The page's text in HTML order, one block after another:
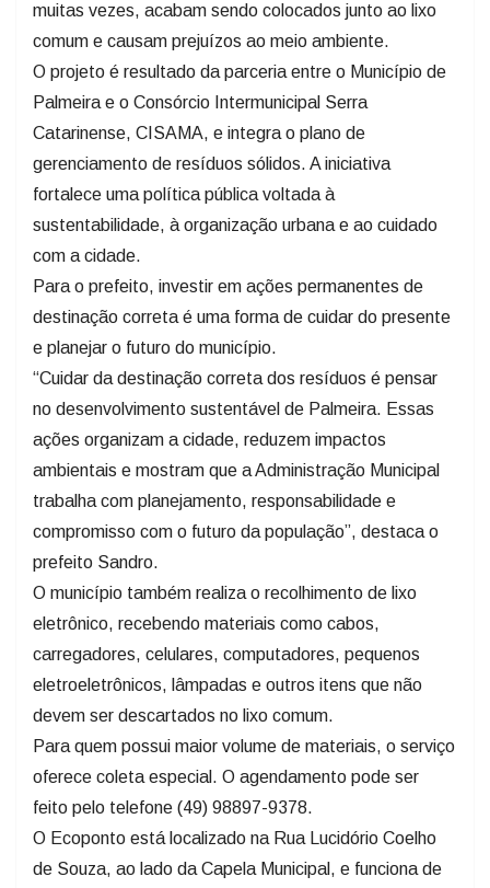
muitas vezes, acabam sendo colocados junto ao lixo
comum e causam prejuízos ao meio ambiente.
O projeto é resultado da parceria entre o Município de
Palmeira e o Consórcio Intermunicipal Serra
Catarinense, CISAMA, e integra o plano de
gerenciamento de resíduos sólidos. A iniciativa
fortalece uma política pública voltada à
sustentabilidade, à organização urbana e ao cuidado
com a cidade.
Para o prefeito, investir em ações permanentes de
destinação correta é uma forma de cuidar do presente
e planejar o futuro do município.
“Cuidar da destinação correta dos resíduos é pensar
no desenvolvimento sustentável de Palmeira. Essas
ações organizam a cidade, reduzem impactos
ambientais e mostram que a Administração Municipal
trabalha com planejamento, responsabilidade e
compromisso com o futuro da população”, destaca o
prefeito Sandro.
O município também realiza o recolhimento de lixo
eletrônico, recebendo materiais como cabos,
carregadores, celulares, computadores, pequenos
eletroeletrônicos, lâmpadas e outros itens que não
devem ser descartados no lixo comum.
Para quem possui maior volume de materiais, o serviço
oferece coleta especial. O agendamento pode ser
feito pelo telefone (49) 98897-9378.
O Ecoponto está localizado na Rua Lucidório Coelho
de Souza, ao lado da Capela Municipal, e funciona de